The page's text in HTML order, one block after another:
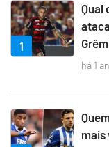
1
Qual
há 1
mais